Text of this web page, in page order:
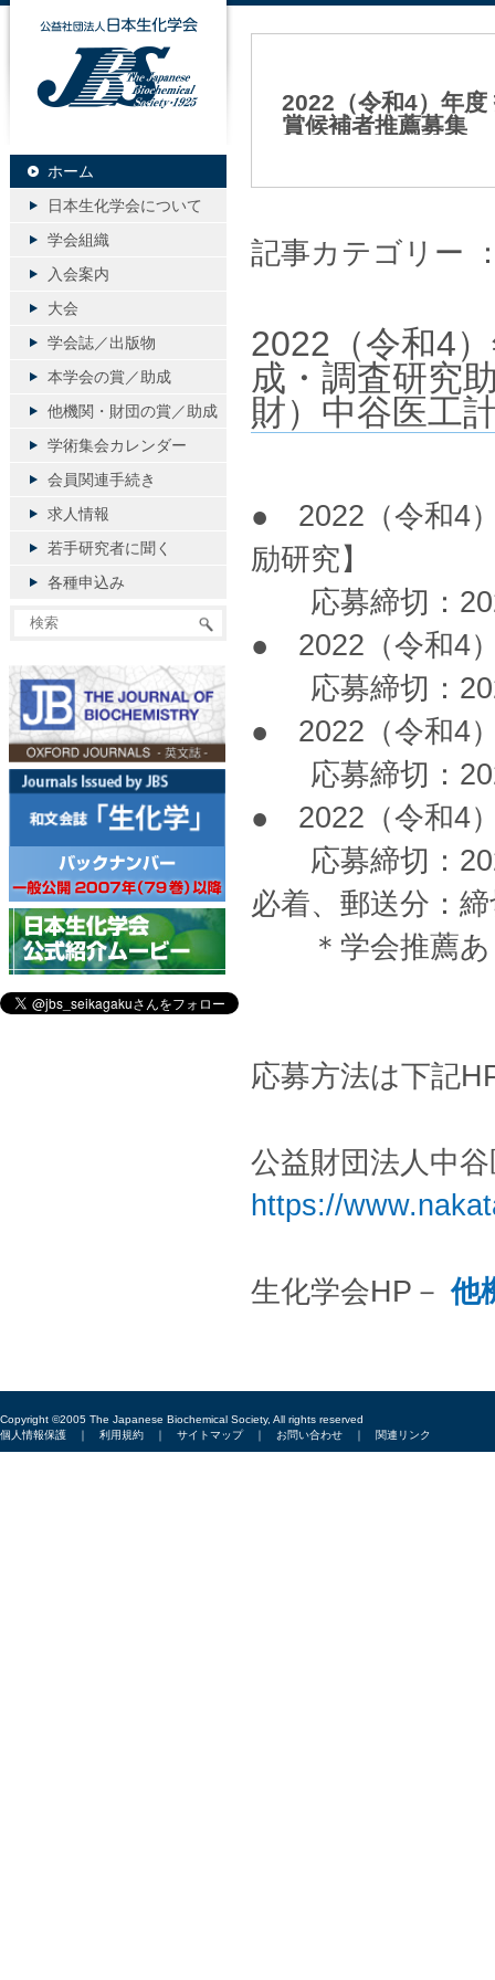
2022（令和4）年
賞候補者推薦募集
記事カテゴリー
2022（令和4
成・調査研究
財）中谷医工
● 2022（令和4
励研究】
応募締切：
● 2022（令和4
応募締切：
● 2022（令和4
応募締切：
● 2022（令和4
応募締切：
必着、郵送分：
＊学会推薦あ
応募方法は下記
公益財団法人中
https://
生化学会HP－他
公益社団法人日本生化学会
ホーム
日本生化学会について
学会組織
入会案内
大会
学会誌／出版物
本学会の賞／助成
他機関・財団の賞／助成
学術集会カレンダー
会員関連手続き
求人情報
若手研究者に聞く
各種申込み
Copyright ©2005 The Japanese Biochemical Society, All rights reserved
個人情報保護 ｜ 利用規約 ｜ サイトマップ｜ お問い合わせ ｜ 関連リンク